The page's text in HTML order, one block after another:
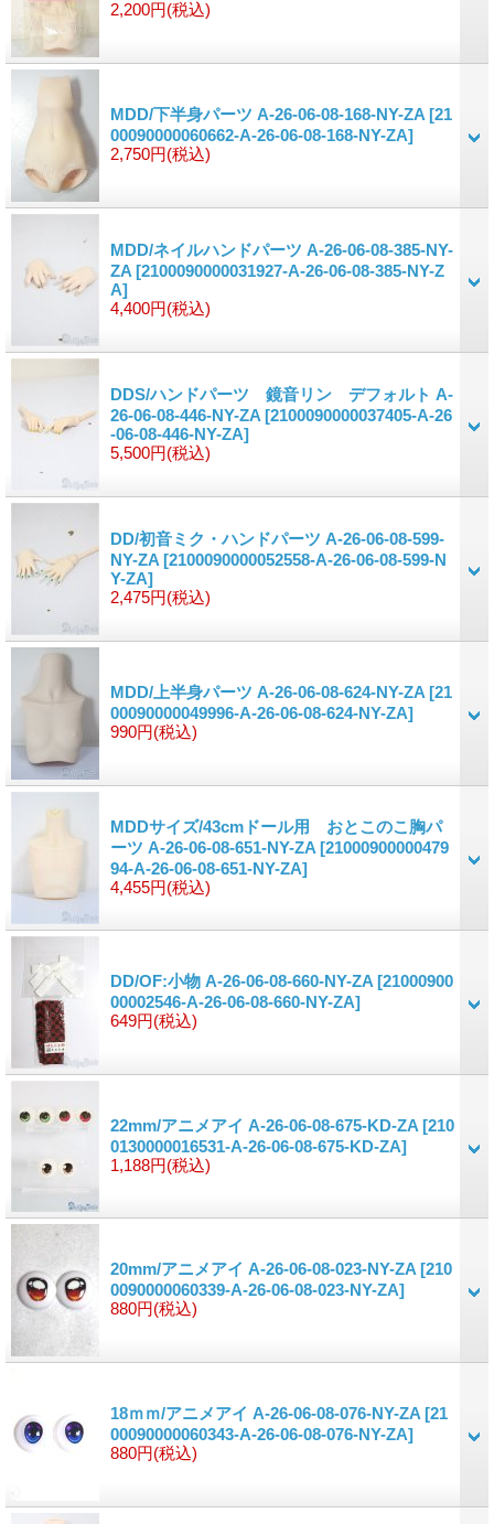
2,200円(税込)
MDD/下半身パーツ A-26-06-08-168-NY-ZA [21
00090000060662-A-26-06-08-168-NY-ZA]
2,750円(税込)
MDD/ネイルハンドパーツ A-26-06-08-385-NY-
ZA [2100090000031927-A-26-06-08-385-NY-Z
A]
4,400円(税込)
DDS/ハンドパーツ 鏡音リン デフォルト A-
26-06-08-446-NY-ZA [2100090000037405-A-26
-06-08-446-NY-ZA]
5,500円(税込)
DD/初音ミク・ハンドパーツ A-26-06-08-599-
NY-ZA [2100090000052558-A-26-06-08-599-N
Y-ZA]
2,475円(税込)
MDD/上半身パーツ A-26-06-08-624-NY-ZA [21
00090000049996-A-26-06-08-624-NY-ZA]
990円(税込)
MDDサイズ/43cmドール用 おとこのこ胸パ
ーツ A-26-06-08-651-NY-ZA [21000900000479
94-A-26-06-08-651-NY-ZA]
4,455円(税込)
DD/OF:小物 A-26-06-08-660-NY-ZA [21000900
00002546-A-26-06-08-660-NY-ZA]
649円(税込)
22mm/アニメアイ A-26-06-08-675-KD-ZA [210
0130000016531-A-26-06-08-675-KD-ZA]
1,188円(税込)
20mm/アニメアイ A-26-06-08-023-NY-ZA [210
0090000060339-A-26-06-08-023-NY-ZA]
880円(税込)
18ｍｍ/アニメアイ A-26-06-08-076-NY-ZA [21
00090000060343-A-26-06-08-076-NY-ZA]
880円(税込)